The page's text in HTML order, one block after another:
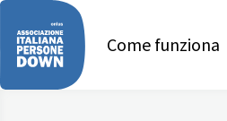
Come funziona